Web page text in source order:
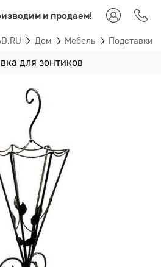
и продаем!
Дом Мебель Подставки
для зонтиков